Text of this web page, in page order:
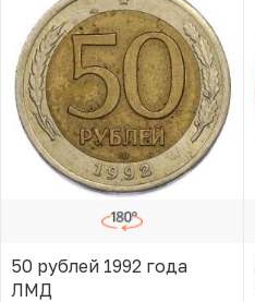
50 рублей 1992 года
ЛМД